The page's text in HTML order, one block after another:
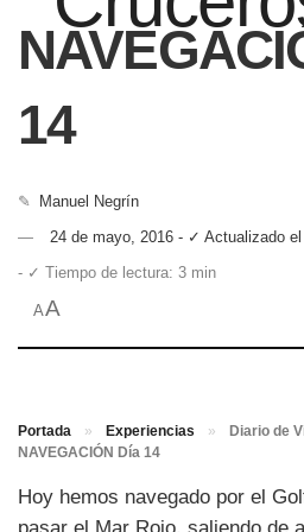
14
✎
Manuel Negrín
24 de mayo, 2016 - ✓ Actualizado
- ✓ Tiempo de lectura: 3 min
AA
Portada » Experiencias »
Diario de
NAVEGACIÓN Día 14
Hoy hemos navegado por el